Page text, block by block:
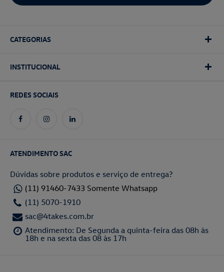
CATEGORIAS
INSTITUCIONAL
REDES SOCIAIS
ATENDIMENTO SAC
Dúvidas sobre produtos e serviço de entrega?
(11) 91460-7433 Somente Whatsapp
(11) 5070-1910
sac@4takes.com.br
Atendimento: De Segunda a quinta-feira das 08h às
18h e na sexta das 08 às 17h